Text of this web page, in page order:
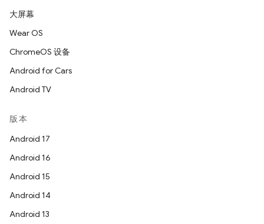
大屏幕
Wear OS
ChromeOS 设备
Android for Cars
Android TV
版本
Android 17
Android 16
Android 15
Android 14
Android 13